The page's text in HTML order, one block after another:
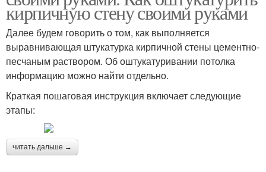
кирпичную стену своими руками
Далее будем говорить о том, как выполняется
выравнивающая штукатурка кирпичной стены цементно-
песчаным раствором. Об оштукатуривании потолка
информацию можно найти отдельно.
Краткая пошаговая инструкция включает следующие
этапы:
читать дальше →